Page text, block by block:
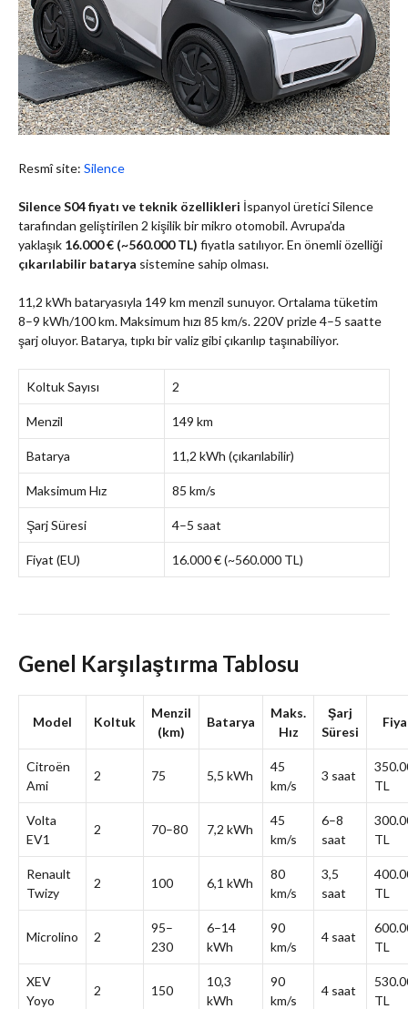
Resmî site: Silence
Silence S04 fiyatı ve teknik özellikleri İspanyol üretici Silence
tarafından geliştirilen 2 kişilik bir mikro otomobil. Avrupa’da
yaklaşık 16.000 € (~560.000 TL) fiyatla satılıyor. En önemli özelliği
çıkarılabilir batarya sistemine sahip olması.
11,2 kWh bataryasıyla 149 km menzil sunuyor. Ortalama tüketim
8–9 kWh/100 km. Maksimum hızı 85 km/s. 220V prizle 4–5 saatte
şarj oluyor. Batarya, tıpkı bir valiz gibi çıkarılıp taşınabiliyor.
Koltuk Sayısı 2
Menzil 149 km
Batarya 11,2 kWh (çıkarılabilir)
Maksimum Hız 85 km/s
Şarj Süresi 4–5 saat
Fiyat (EU) 16.000 € (~560.000 TL)
Genel Karşılaştırma Tablosu
Model Koltuk
Menzil
(km)
Batarya
Maks.
Hız
Şarj
Süresi
Citroën
Ami
2 75 5,5 kWh
45
km/s
3 saat
TL
Volta
EV1
2 70–80 7,2 kWh
45
km/s
6–8
saat
TL
Renault
Twizy
2 100 6,1 kWh
80
km/s
3,5
saat
TL
Microlino 2
95–
230
6–14
kWh
90
km/s
4 saat
TL
XEV
Yoyo
2 150
10,3
kWh
90
km/s
4 saat
TL